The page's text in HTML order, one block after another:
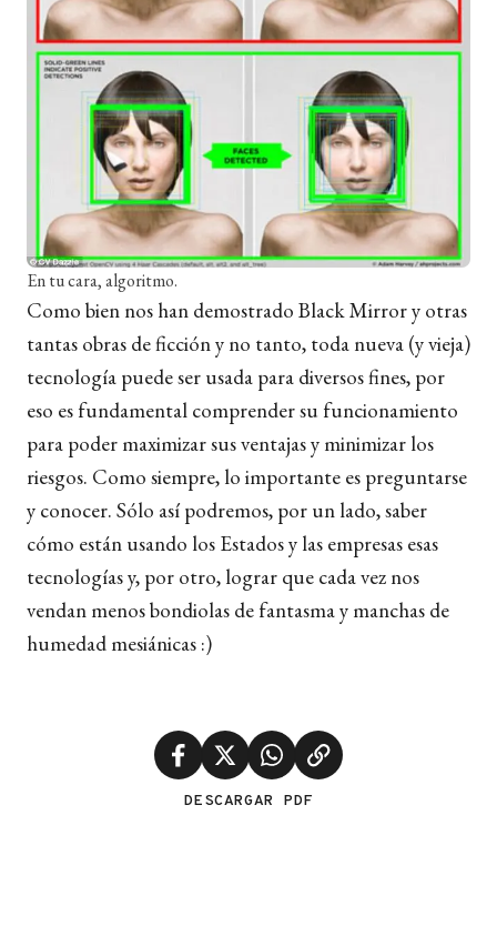
En tu cara, algoritmo.
Como bien nos han demostrado Black Mirror y otras
tantas obras de ficción y no tanto, toda nueva (y vieja)
tecnología puede ser usada para diversos fines, por
eso es fundamental comprender su funcionamiento
para poder maximizar sus ventajas y minimizar los
riesgos. Como siempre, lo importante es preguntarse
y conocer. Sólo así podremos, por un lado, saber
cómo están usando los Estados y las empresas esas
tecnologías y, por otro, lograr que cada vez nos
vendan menos bondiolas de fantasma y manchas de
humedad mesiánicas :)
DESCARGAR PDF